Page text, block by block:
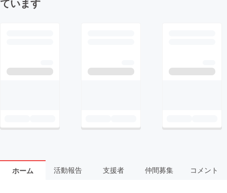
ています
ホーム 活動報告 支援者 仲間募集 コメント